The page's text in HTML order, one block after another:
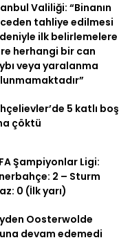
Valiliği: “Binanın
tahliye edilmesi
ilk belirlemelere
herhangi bir can
veya yaralanma
5 katlı boş
çöktü
Şampiyonlar Ligi:
2 – Sturm
0 (İlk yarı)
Oosterwolde
devam edemedi